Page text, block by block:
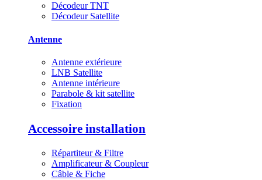
Décodeur TNT
Décodeur Satellite
Antenne
Antenne extérieure
LNB Satellite
Antenne intérieure
Parabole & kit satellite
Fixation
Accessoire installation
Répartiteur & Filtre
Amplificateur & Coupleur
Câble & Fiche